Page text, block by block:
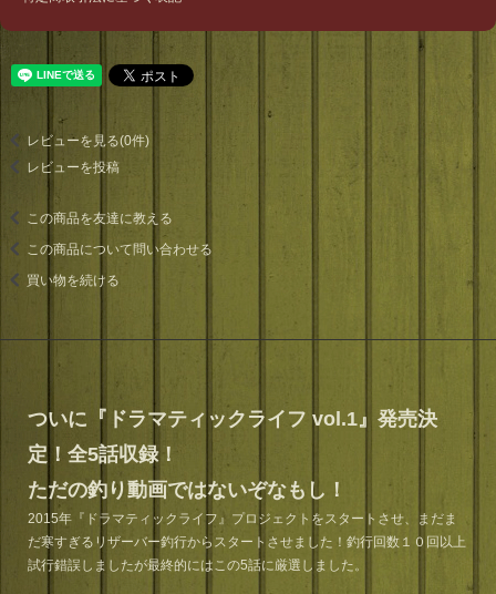
レビューを見る(0件)
レビューを投稿
この商品を友達に教える
この商品について問い合わせる
買い物を続ける
ついに『ドラマティックライフ vol.1』発売決
定！全5話収録！
ただの釣り動画ではないぞなもし！
2015年『ドラマティックライフ』プロジェクトをスタートさせ、まだま
だ寒すぎるリザーバー釣行からスタートさせました！釣行回数１０回以上
試行錯誤しましたが最終的にはこの5話に厳選しました。